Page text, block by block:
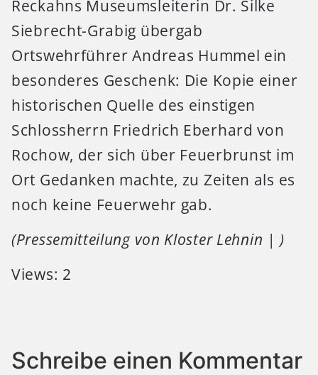
Reckahns Museumsleiterin Dr. Silke
Siebrecht-Grabig übergab
Ortswehrführer Andreas Hummel ein
besonderes Geschenk: Die Kopie einer
historischen Quelle des einstigen
Schlossherrn Friedrich Eberhard von
Rochow, der sich über Feuerbrunst im
Ort Gedanken machte, zu Zeiten als es
noch keine Feuerwehr gab.
(Pressemitteilung von Kloster Lehnin | )
Views: 2
Schreibe einen Kommentar